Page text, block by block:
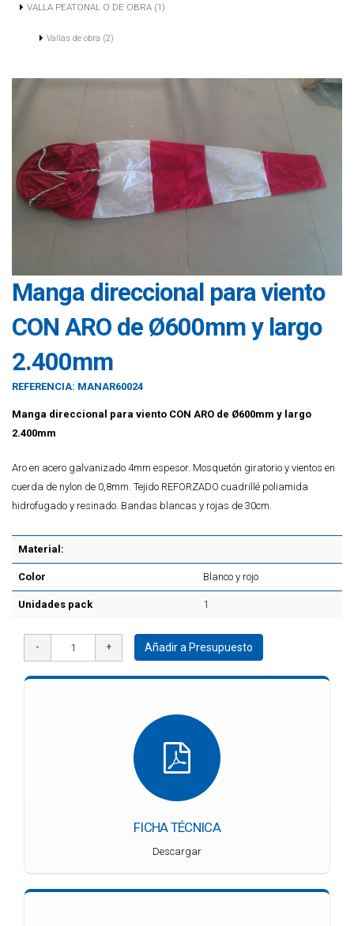
VALLA PEATONAL O DE OBRA (1)
Vallas de obra (2)
Manga direccional para viento
CON ARO de Ø600mm y largo
2.400mm
REFERENCIA: MANAR60024
Manga direccional para viento CON ARO de Ø600mm y largo
2.400mm
Aro en acero galvanizado 4mm espesor. Mosquetón giratorio y vientos en
cuerda de nylon de 0,8mm. Tejido REFORZADO cuadrillé poliamida
hidrofugado y resinado. Bandas blancas y rojas de 30cm.
Material:
Color Blanco y rojo
Unidades pack 1
Añadir a Presupuesto
FICHA TÉCNICA
Descargar